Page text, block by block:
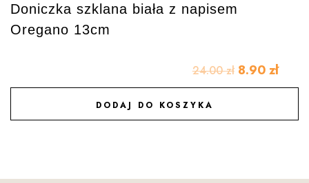
Doniczka szklana biała z napisem
Oregano 13cm
24.00zł 8.90 zł
DODAJ DO KOSZYKA
DODAJ DO ULUBIONYCH